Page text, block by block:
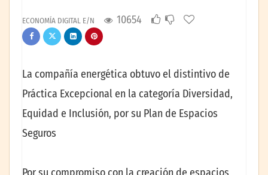
ECONOMÍA DIGITAL E/N 10654
La compañía energética obtuvo el distintivo de
Práctica Excepcional en la categoría Diversidad,
Equidad e Inclusión, por su Plan de Espacios
Seguros